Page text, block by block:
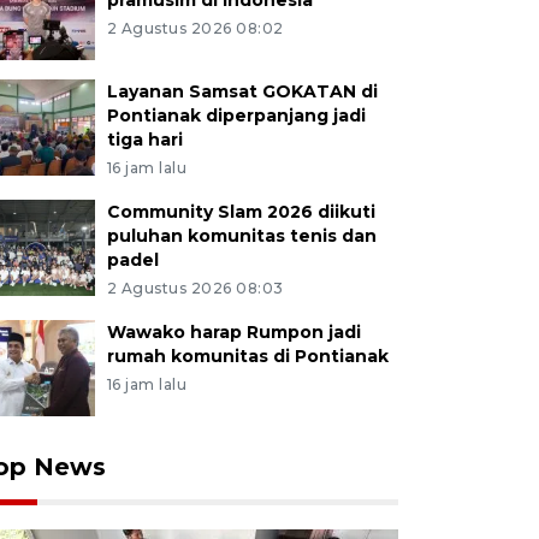
2 Agustus 2026 08:02
Layanan Samsat GOKATAN di
Pontianak diperpanjang jadi
tiga hari
16 jam lalu
Community Slam 2026 diikuti
puluhan komunitas tenis dan
padel
2 Agustus 2026 08:03
Wawako harap Rumpon jadi
rumah komunitas di Pontianak
16 jam lalu
News